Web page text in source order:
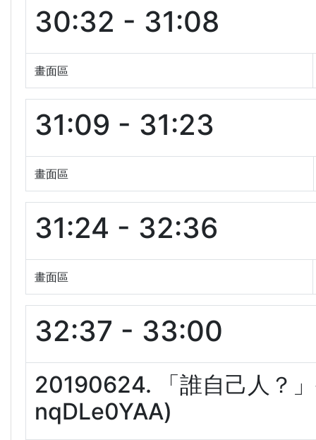
30:32 - 31:08
畫面區
31:09 - 31:23
畫面區
31:24 - 32:36
畫面區
32:37 - 33:00
20190624. 「誰自己人？
nqDLe0YAA)